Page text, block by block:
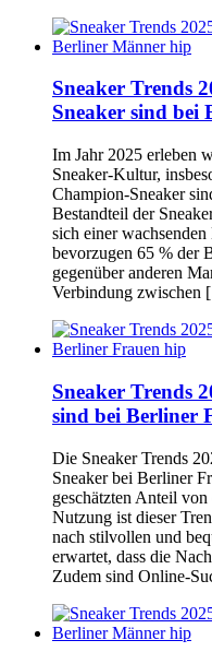
Sneaker Trends
Sneaker sind bei
Im Jahr 2025 erleben
Sneaker-Kultur,
Champion-Sneaker
Bestandteil der
sich einer
bevorzugen 65 % der
gegenüber anderen
Verbindung
Sneaker Trends
sind bei Berliner
Die Sneaker Trends
Sneaker bei Berliner
geschätzten Anteil
Nutzung ist dieser
nach stilvollen und
erwartet, dass die
Zudem sind Online-